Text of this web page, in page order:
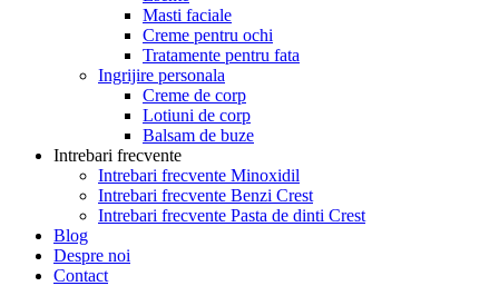
Masti faciale
Creme pentru ochi
Tratamente pentru fata
Ingrijire personala
Creme de corp
Lotiuni de corp
Balsam de buze
Intrebari frecvente
Intrebari frecvente Minoxidil
Intrebari frecvente Benzi Crest
Intrebari frecvente Pasta de dinti Crest
Blog
Despre noi
Contact